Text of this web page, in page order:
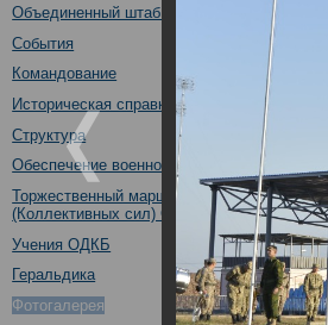
Объединенный штаб ОДКБ
События
Командование
Историческая справка
Структура
Обеспечение военной безопасности
Торжественный марш Войск
(Коллективных сил) ОДКБ
Учения ОДКБ
Геральдика
Фотогалерея
В